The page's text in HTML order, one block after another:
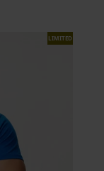
LIMITED